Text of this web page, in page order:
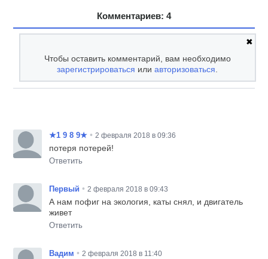
Комментариев: 4
✖
Чтобы оставить комментарий, вам необходимо
зарегистрироваться илиавторизоваться
★1 9 8 9★ • 2 февраля 2018 в 09:36
потеря потерей!
Ответить
Первый • 2 февраля 2018 в 09:43
А нам пофиг на экология, каты снял, и двигатель
живет
Ответить
Вадим • 2 февраля 2018 в 11:40